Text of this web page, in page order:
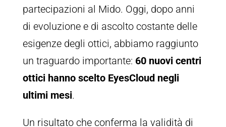
partecipazioni al Mido. Oggi, dopo anni
di evoluzione e di ascolto costante delle
esigenze degli ottici, abbiamo raggiunto
un traguardo importante: 60 nuovi centri
ottici hanno scelto EyesCloud negli
ultimi mesi.
Un risultato che conferma la validità di